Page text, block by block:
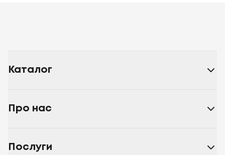
Каталог
Про нас
Послуги